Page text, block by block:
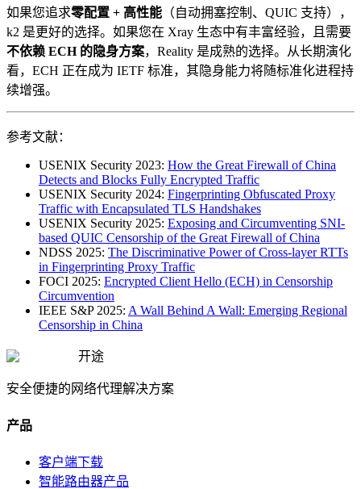
如果您追求零配置 + 高性能 （自动拥塞控制、QUIC 支持），
k2 是更好的选择。如果您在 Xray 生态中有丰富经验，且需要
不依赖 ECH 的隐身方案，Reality 是成熟的选择。从长期演化
看，ECH 正在成为 IETF 标准，其隐身能力将随标准化进程持
续增强。
参考文献：
USENIX Security 2023: How the Great Firewall of China
Detects and Blocks Fully Encrypted Traffic
USENIX Security 2024: Fingerprinting Obfuscated Proxy
Traffic with Encapsulated TLS Handshakes
USENIX Security 2025: Exposing and Circumventing SNI-
based QUIC Censorship of the Great Firewall of China
NDSS 2025: The Discriminative Power of Cross-layer RTTs
in Fingerprinting Proxy Traffic
FOCI 2025: Encrypted Client Hello (ECH) in Censorship
Circumvention
IEEE S&P 2025: A Wall Behind A Wall: Emerging Regional
Censorship in China
开途
安全便捷的网络代理解决方案
产品
客户端下载
智能路由器产品